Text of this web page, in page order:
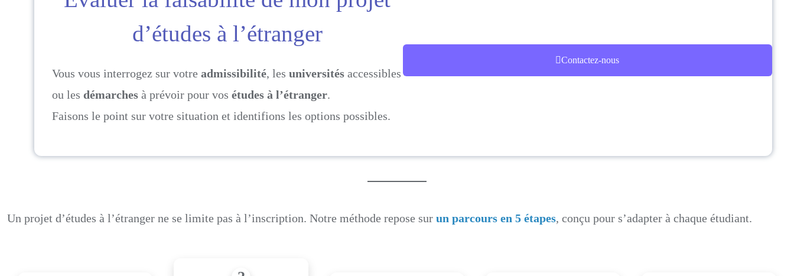
d’études à l’étranger
Vous vous interrogez sur votre admissibilité, les universités accessibles
ou les démarches à prévoir pour vos études à l’étranger.
Faisons le point sur votre situation et identifions les options possibles.
Contactez-nous
Un projet d’études à l’étranger ne se limite pas à l’inscription. Notre méthode repose sur un parcours en 5 étapes, conçu pour s’adapter à chaque étudiant.